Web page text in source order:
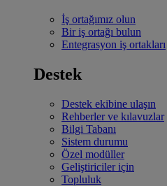
İş ortağımız olun
Bir iş ortağı bulun
Entegrasyon iş ortakları
Destek
Destek ekibine ulaşın
Rehberler ve kılavuzlar
Bilgi Tabanı
Sistem durumu
Özel modüller
Geliştiriciler için
Topluluk